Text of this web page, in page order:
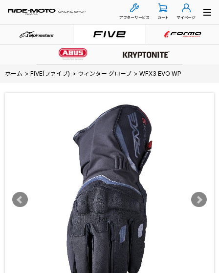
アフターサービス カート マイページ
ホーム > FIVE(ファイブ) > ウィンター グローブ > WFX3 EVO WP